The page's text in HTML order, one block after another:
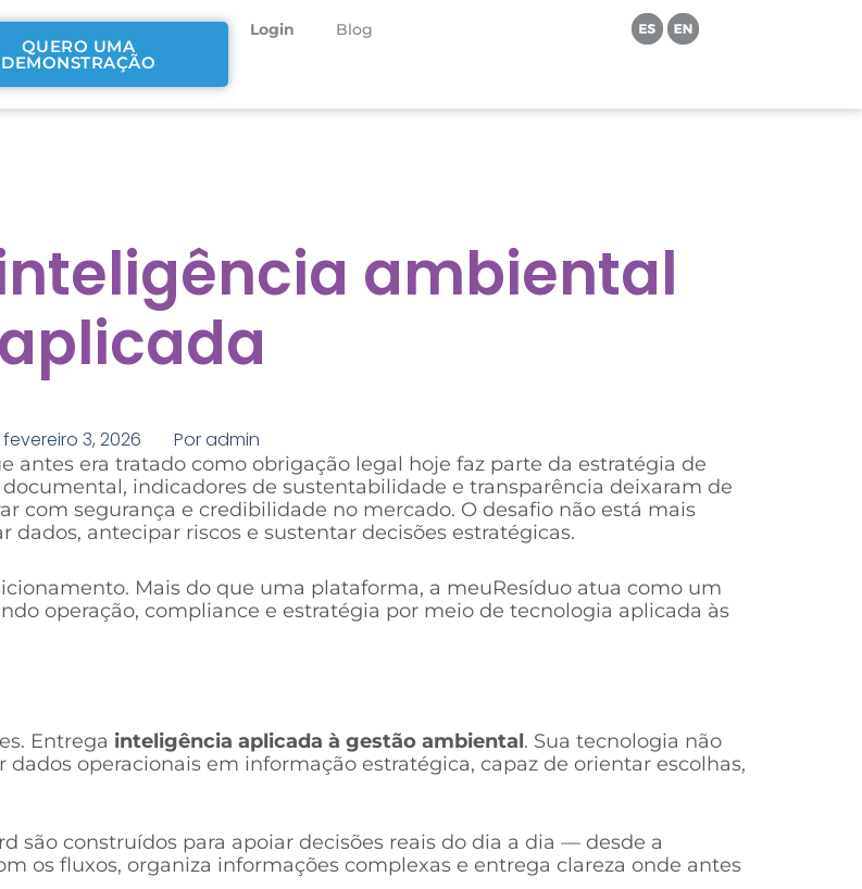
QUERO UMA
DEMONSTRAÇÃO
Login Blog
ambiental
aplicada
fevereiro 3, 2026 Poradmin
era tratado como obrigação legal hoje faz parte da estratégia de
indicadores de sustentabilidade e transparência deixaram de
com segurança e credibilidade no mercado. O desafio não está mais
antecipar riscos e sustentar decisões estratégicas.
Mais do que uma plataforma, a meuResíduo atua como um
operação, compliance e estratégia por meio de tecnologia aplicada às
Entrega inteligência aplicada à gestão ambiental. Sua tecnologia não
operacionais em informação estratégica, capaz de orientar escolhas,
são construídos para apoiar decisões reais do dia a dia — desde a
os fluxos, organiza informações complexas e entrega clareza onde antes